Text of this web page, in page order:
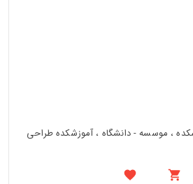
، موسسه - دانشگاه ، آموزشکده طراحی